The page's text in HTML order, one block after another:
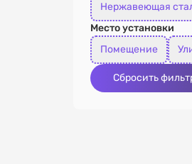
Нержавеющая
Место установки
Помещение
Сбросить